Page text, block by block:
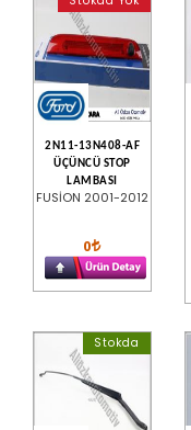
2N11-13N408-AF
ÜÇÜNCÜ STOP
LAMBASI
FUSİON 2001-2012
0
Stokda